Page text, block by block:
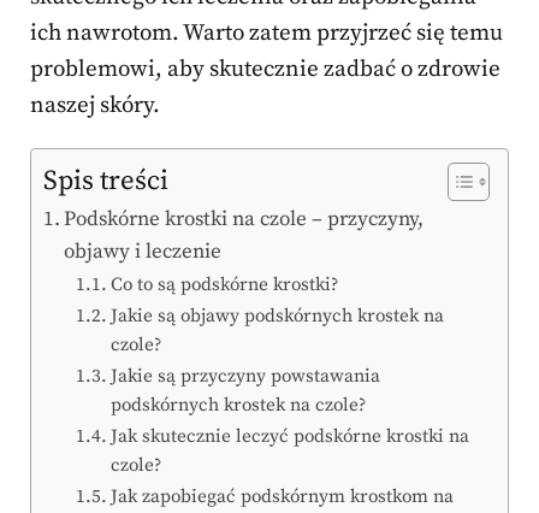
ich nawrotom. Warto zatem przyjrzeć się temu
problemowi, aby skutecznie zadbać o zdrowie
naszej skóry.
Spis treści
Podskórne krostki na czole – przyczyny,
objawy i leczenie
Co to są podskórne krostki?
Jakie są objawy podskórnych krostek na
czole?
Jakie są przyczyny powstawania
podskórnych krostek na czole?
Jak skutecznie leczyć podskórne krostki na
czole?
Jak zapobiegać podskórnym krostkom na